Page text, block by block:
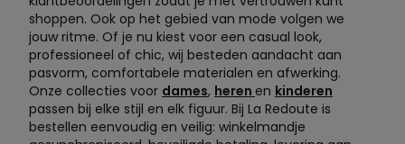
shoppen. Ook op het gebied van mode volgen we
jouw ritme. Of je nu kiest voor een casual look,
professioneel of chic, wij besteden aandacht aan
pasvorm, comfortabele materialen en afwerking.
Onze collecties voor dames, heren en kinderen
passen bij elke stijl en elk figuur. Bij La Redoute is
bestellen eenvoudig en veilig: winkelmandje